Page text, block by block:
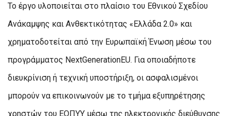
Το έργο υλοποιείται στο πλαίσιο του Εθνικού Σχεδίου
Ανάκαμψης και Ανθεκτικότητας «Ελλάδα 2.0» και
χρηματοδοτείται από την Ευρωπαϊκή Ένωση μέσω του
προγράμματος NextGenerationEU. Για οποιαδήποτε
διευκρίνιση ή τεχνική υποστήριξη, οι ασφαλισμένοι
μπορούν να επικοινωνούν με το τμήμα εξυπηρέτησης
χρηστών του ΕΟΠΥΥ μέσω της ηλεκτρονικής διεύθυνσης